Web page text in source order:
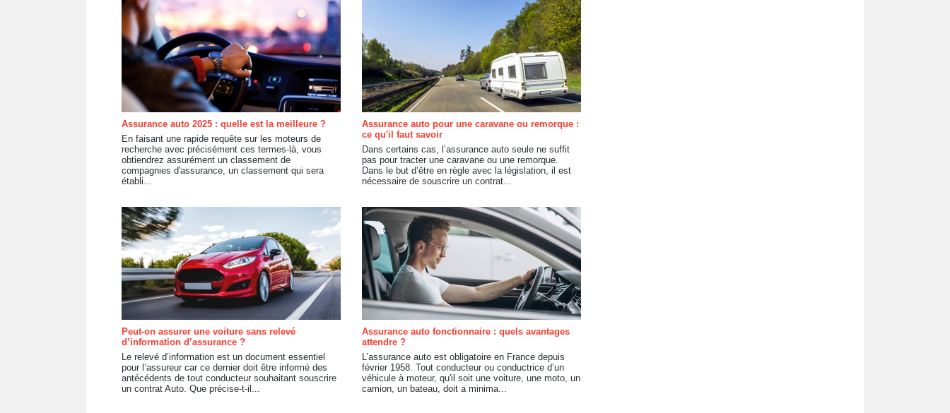
Assurance auto 2025 : quelle est la meilleure ?
En faisant une rapide requête sur les moteurs de
recherche avec précisément ces termes-là, vous
obtiendrez assurément un classement de
compagnies d'assurance, un classement qui sera
établi...
Assurance auto pour une caravane ou remorque :
ce qu'il faut savoir
Dans certains cas, l’assurance auto seule ne suffit
pas pour tracter une caravane ou une remorque.
Dans le but d’être en règle avec la législation, il est
nécessaire de souscrire un contrat...
Peut-on assurer une voiture sans relevé
d’information d’assurance ?
Le relevé d’information est un document essentiel
pour l’assureur car ce dernier doit être informé des
antécédents de tout conducteur souhaitant souscrire
un contrat Auto. Que précise-t-il...
Assurance auto fonctionnaire : quels avantages
attendre ?
L’assurance auto est obligatoire en France depuis
février 1958. Tout conducteur ou conductrice d’un
véhicule à moteur, qu'il soit une voiture, une moto, un
camion, un bateau, doit a minima...